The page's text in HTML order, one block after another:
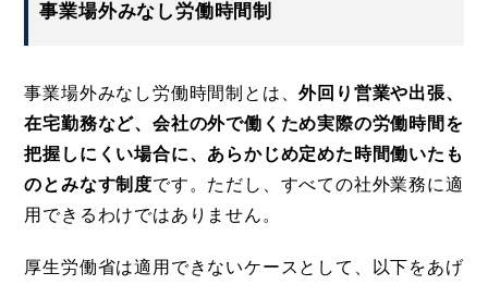
事業場外みなし労働時間制
事業場外みなし労働時間制とは、外回り営業や出張、
在宅勤務など、会社の外で働くため実際の労働時間を
把握しにくい場合に、あらかじめ定めた時間働いたも
のとみなす制度です。ただし、すべての社外業務に適
用できるわけではありません。
厚生労働省は適用できないケースとして、以下をあげ